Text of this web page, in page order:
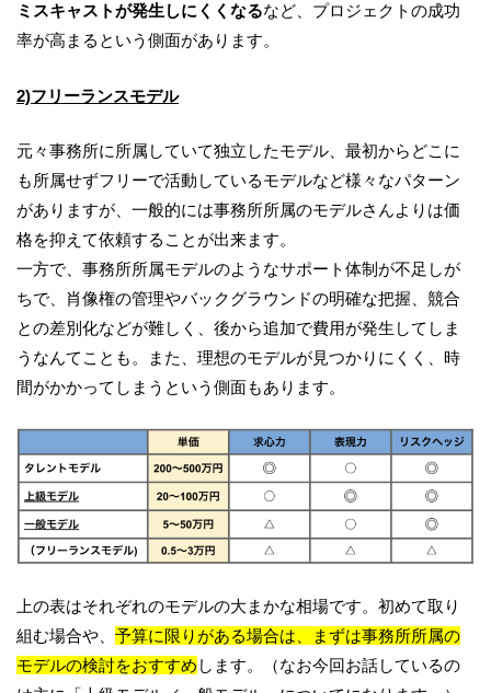
ミスキャストが発生しにくくなるなど、プロジェクトの成功
率が高まるという側面があります。
2)フリーランスモデル
元々事務所に所属していて独立したモデル、最初からどこに
も所属せずフリーで活動しているモデルなど様々なパターン
がありますが、一般的には事務所所属のモデルさんよりは価
格を抑えて依頼することが出来ます。
一方で、事務所所属モデルのようなサポート体制が不足しが
ちで、肖像権の管理やバックグラウンドの明確な把握、競合
との差別化などが難しく、後から追加で費用が発生してしま
うなんてことも。また、理想のモデルが見つかりにくく、時
間がかかってしまうという側面もあります。
上の表はそれぞれのモデルの大まかな相場です。初めて取り
組む場合や、 予算に限りがある場合は、まずは事務所所属の
モデルの検討をおすすめ します。（なお今回お話しているの